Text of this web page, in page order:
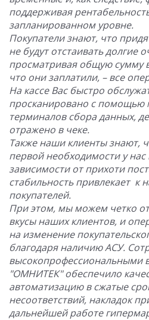
поддерживая
запланированном уровне.
Покупатели знают, что
не будут отстаивать долгие
просматривая общую сумму
что они заплатили, – все
На кассе Вас быстро
просканировано с помощью
терминалов сбора данных,
отражено в чеке.
Также наши клиенты знают,
первой необходимости у нас
зависимости от прихоти
стабильность привлекает к
покупателей.
При этом, мы можем четко
вкусы наших клиентов, и
на изменение
благодаря наличию АСУ.
высокопрофессиональными
"ОМНИТЕК" обеспечило
автоматизацию в сжатые
несоответствий, накладок
дальнейшей работе